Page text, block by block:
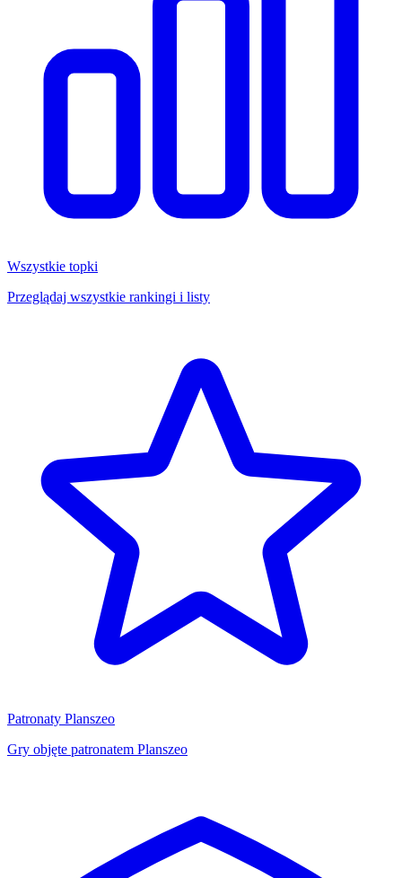
Wszystkie topki
Przeglądaj wszystkie rankingi i listy
Patronaty Planszeo
Gry objęte patronatem Planszeo